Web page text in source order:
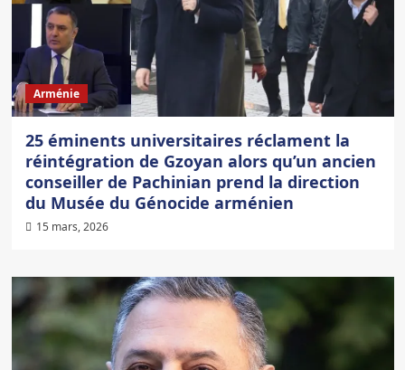
Arménie
25 éminents universitaires réclament la
réintégration de Gzoyan alors qu’un ancien
conseiller de Pachinian prend la direction
du Musée du Génocide arménien
15 mars, 2026